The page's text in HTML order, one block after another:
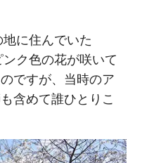
に住んでいた
ク色の花が咲いて
ですが、当時のア
含めて誰ひとりこ